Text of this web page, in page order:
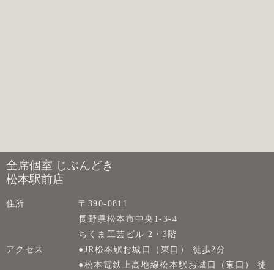
全席個室 じぶんどき
松本駅前店
住所
〒390-0811
長野県松本市中央1-3-4
ちくま工芸ビル 2・3階
アクセス
●JR松本駅お城口（東口） 徒歩2分
●松本電鉄上高地線松本駅お城口（東口） 徒